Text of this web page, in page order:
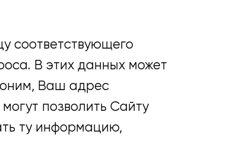
соответствующего
В этих данных может
Ваш адрес
позволить Сайту
ту информацию,